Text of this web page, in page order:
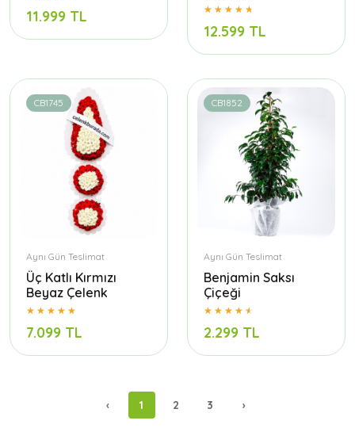
11.999 TL
12.599 TL
CB1745
Aynı Gün Teslimat
Üç Katlı Kırmızı
Beyaz Çelenk
7.099 TL
CB1852
Aynı Gün Teslimat
Benjamin Saksı
Çiçeği
2.299 TL
‹ 1 2 3 ›